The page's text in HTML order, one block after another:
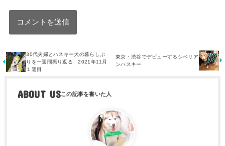
30代夫婦とハスキー犬の暮らしぶ
りを一週間振り返る 2021年11月
１週目
東京・渋谷でデビューするシベリア
ンハスキー
ABOUT US